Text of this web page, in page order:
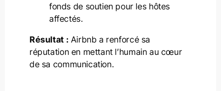
fonds de soutien pour les hôtes
affectés.
Résultat : Airbnb a renforcé sa
réputation en mettant l’humain au cœur
de sa communication.